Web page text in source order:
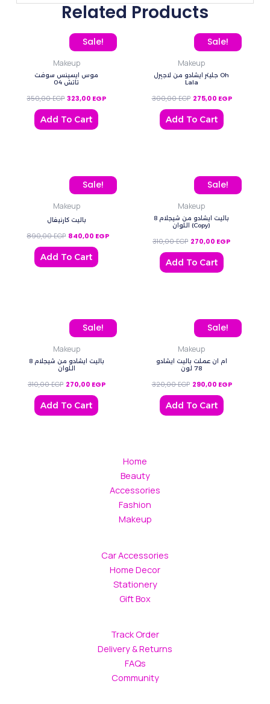
Related Products
Sale!
Makeup
موس ايسينس سوفت
تاتش 04
350,00EGP
Original price was: 350,00 EGP.
323,00 EGP
Current price is: 323,00 EGP.
Add To Cart
Sale!
Makeup
جليتر ايشادو من لاجيرل Oh
Lala
300,00EGP
Original price was:
275,00 EGP
Current
Add To Cart
Sale!
Makeup
باليت كارنيفال
890,00EGP
Original price was: 890,00 EGP.
840,00 EGP
Current price is: 840,00 EGP.
Add To Cart
Sale!
Makeup
باليت ايشادو من شيجلام 8
اللوان (Copy)
310,00EGP
Original price was:
270,00 EGP
Current
Add To Cart
Sale!
Makeup
باليت ايشادو من شيجلام 8
اللوان
310,00EGP
Original price was: 310,00 EGP.
270,00 EGP
Current price is: 270,00 EGP.
Add To Cart
Sale!
Makeup
ام ان عملت باليت ايشادو
78 لون
320,00EGP
Original price was:
290,00 EGP
Current
Add To Cart
Home
Beauty
Accessories
Fashion
Makeup
Car Accessories
Home Decor
Stationery
Gift Box
Track Order
Delivery & Returns
FAQs
Community